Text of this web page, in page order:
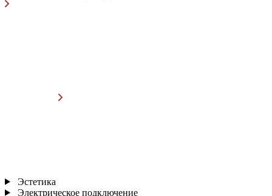
Эстетика
Электрическое подключение